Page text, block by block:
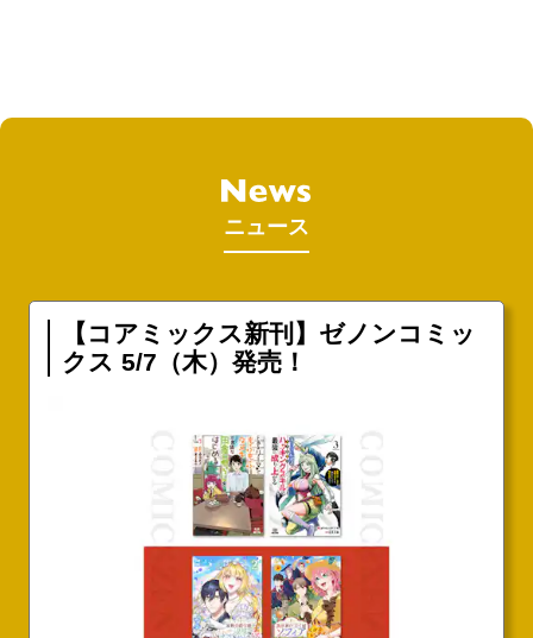
ニュース
【コアミックス新刊】ゼノンコミッ
クス 5/7（木）発売！